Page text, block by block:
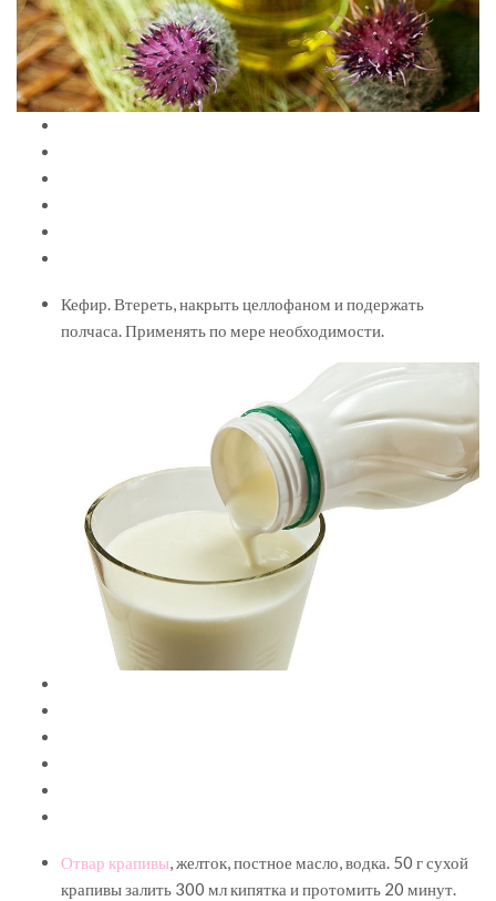
Кефир. Втереть, накрыть целлофаном и подержать
полчаса. Применять по мере необходимости.
Отвар крапивы, желток, постное масло, водка. 50 г сухой
крапивы залить 300 мл кипятка и протомить 20 минут.